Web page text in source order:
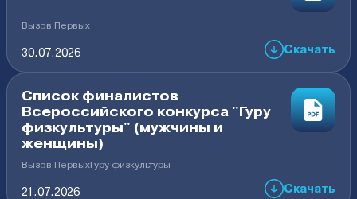
Вызов Первых
30.07.2026 Скачать
Список финалистов
Всероссийского конкурса "Гуру
физкультуры" (мужчины и
женщины)
Вызов ПервыхГуру физкультуры
21.07.2026 Скачать